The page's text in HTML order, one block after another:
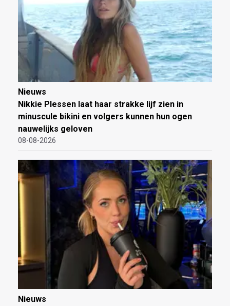
Nieuws
Nikkie Plessen laat haar strakke lijf zien in
minuscule bikini en volgers kunnen hun ogen
nauwelijks geloven
08-08-2026
Nieuws